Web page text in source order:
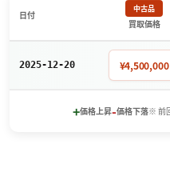
日付
中古品
買取価格
2025-12-20 ¥4,500,000
+価格上昇-価格下落※ 前